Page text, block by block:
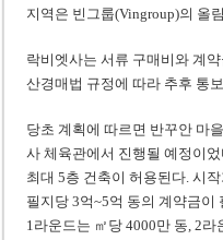
지역은 빈그룹(Vingroup)의 올
락비엣사는 서류 구매비와 계
산경매법 규정에 따라 추후 통
당초 계획에 따르면 반꾸안 마
사 체육관에서 진행될 예정이
최대 5층 건축이 허용된다. 시
필지당 3억~5억 동의 계약금이
1라운드는 ㎡당 4000만 동, 2